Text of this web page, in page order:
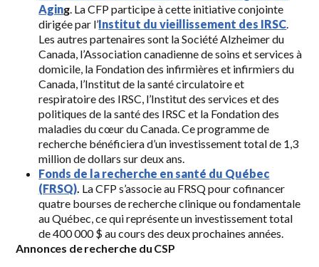
Aging. La CFP participe à cette initiative conjointe
dirigée par l’Institut du vieillissement des IRSC.
Les autres partenaires sont la Société Alzheimer du
Canada, l’Association canadienne de soins et services à
domicile, la Fondation des infirmières et infirmiers du
Canada, l’Institut de la santé circulatoire et
respiratoire des IRSC, l’Institut des services et des
politiques de la santé des IRSC et la Fondation des
maladies du cœur du Canada. Ce programme de
recherche bénéficiera d’un investissement total de 1,3
million de dollars sur deux ans.
Fonds de la recherche en santé du Québec
(FRSQ). La CFP s’associe au FRSQ pour cofinancer
quatre bourses de recherche clinique ou fondamentale
au Québec, ce qui représente un investissement total
de 400 000 $ au cours des deux prochaines années.
Annonces de recherche du CSP